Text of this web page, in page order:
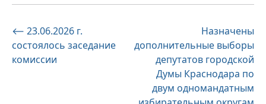
Навигация
по
записям
⟵ 23.06.2026 г.
состоялось заседание
комиссии
Назначены
дополнительные выборы
депутатов городской
Думы Краснодара по
двум одномандатным